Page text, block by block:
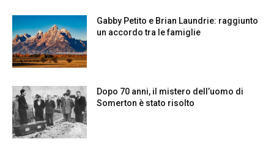
Gabby Petito e Brian Laundrie: raggiunto
un accordo tra le famiglie
Dopo 70 anni, il mistero dell’uomo di
Somerton è stato risolto